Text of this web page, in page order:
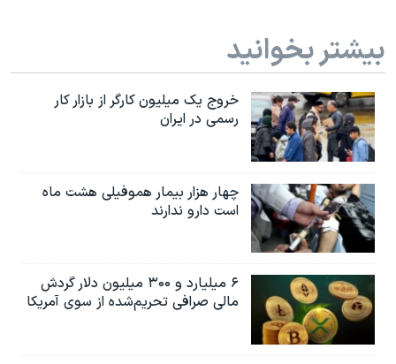
بیشتر بخوانید
خروج یک میلیون کارگر از بازار کار
رسمی در ایران
چهار هزار بیمار هموفیلی هشت ماه
است دارو ندارند
۶ میلیارد و ۳۰۰ میلیون دلار گردش
مالی صرافی تحریم‌شده از سوی آمریکا